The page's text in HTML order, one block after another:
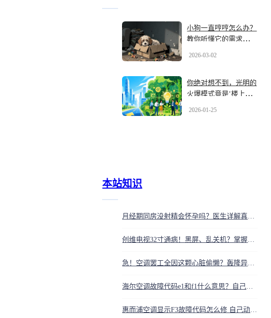
小狗一直哼哼怎么办？
教你听懂它的需求，快
2026-03-02
你绝对想不到，光明的
火爆模式竟是‘楼上搞
2026-01-25
本站知识